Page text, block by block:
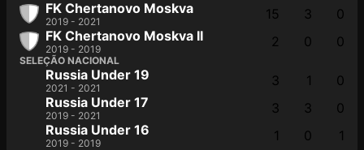
FK Chertanovo Moskva
2019 - 2021 15 3
0
FK Chertanovo Moskva II
2019 - 2019 2 0 0
SELEÇÃO NACIONAL
Russia Under 19
2021 - 2021 3 1
0
Russia Under 17
2019 - 2021 3 3
0
Russia Under 16
2019 - 2019 1 0 1